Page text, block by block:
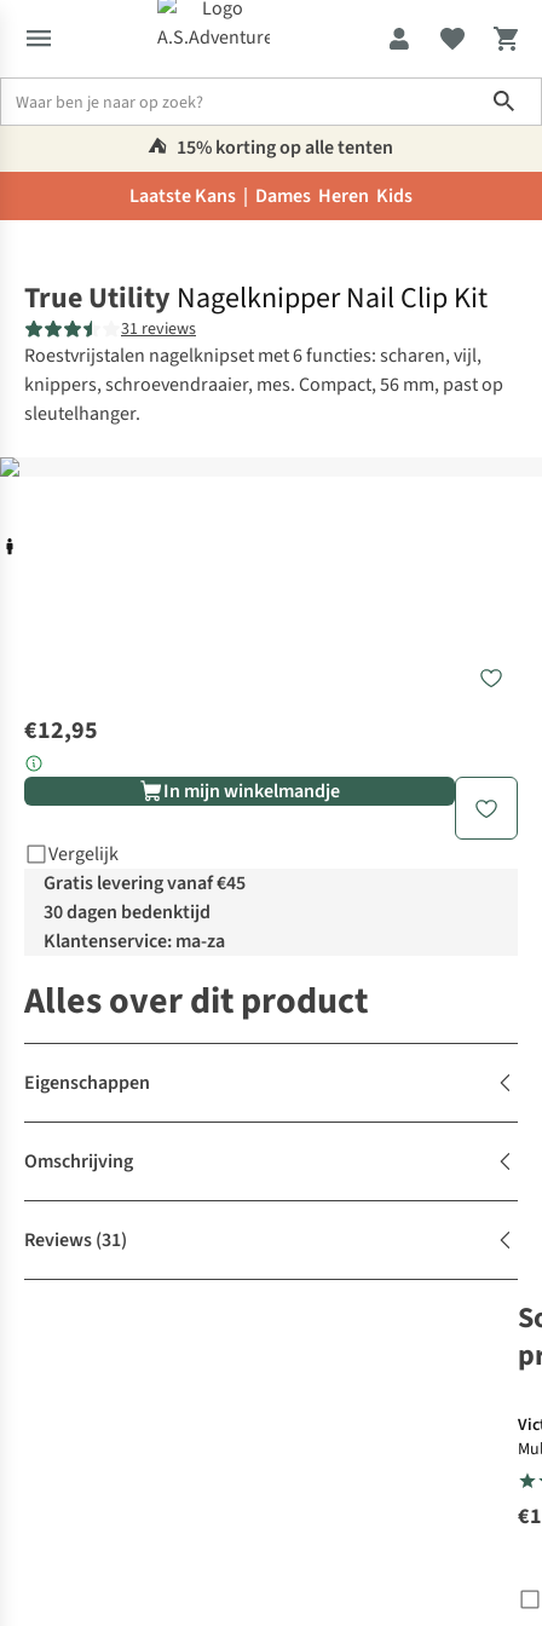
⛺️ 15% korting op alle tenten
Laatste Kans | Dames Heren Kids
True Utility Nagelknipper Nail Clip Kit
31 reviews
Roestvrijstalen nagelknipset met 6 functies: scharen, vijl,
knippers, schroevendraaier, mes. Compact, 56 mm, past op
sleutelhanger.
€12,95
In mijn winkelmandje
Vergelijk
Gratis levering vanaf €45
30 dagen bedenktijd
Klantenservice: ma-za
Alles over dit product
Eigenschappen
Omschrijving
Reviews(31)